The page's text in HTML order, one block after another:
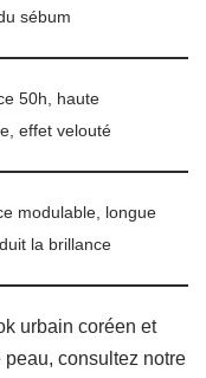
sébum
50h, haute
effet velouté
modulable, longue
la brillance
urbain coréen et
consultez notre